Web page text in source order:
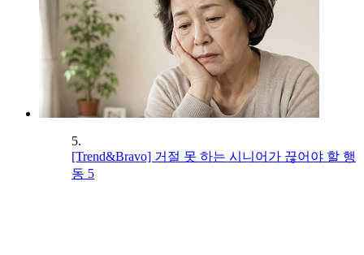
5.
[Trend&Bravo] 거절 못 하는 시니어가 끊어야 할 행
동 5